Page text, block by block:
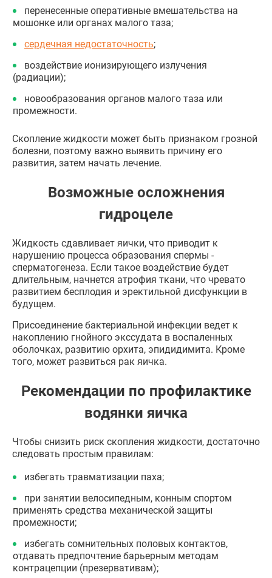
перенесенные оперативные вмешательства на
мошонке или органах малого таза;
сердечная недостаточность;
воздействие ионизирующего излучения
(радиации);
новообразования органов малого таза или
промежности.
Скопление жидкости может быть признаком грозной
болезни, поэтому важно выявить причину его
развития, затем начать лечение.
Возможные осложнения
гидроцеле
Жидкость сдавливает яички, что приводит к
нарушению процесса образования спермы -
сперматогенеза. Если такое воздействие будет
длительным, начнется атрофия ткани, что чревато
развитием бесплодия и эректильной дисфункции в
будущем.
Присоединение бактериальной инфекции ведет к
накоплению гнойного экссудата в воспаленных
оболочках, развитию орхита, эпидидимита. Кроме
того, может развиться рак яичка.
Рекомендации по профилактике
водянки яичка
Чтобы снизить риск скопления жидкости, достаточно
следовать простым правилам:
избегать травматизации паха;
при занятии велосипедным, конным спортом
применять средства механической защиты
промежности;
избегать сомнительных половых контактов,
отдавать предпочтение барьерным методам
контрацепции (презервативам);